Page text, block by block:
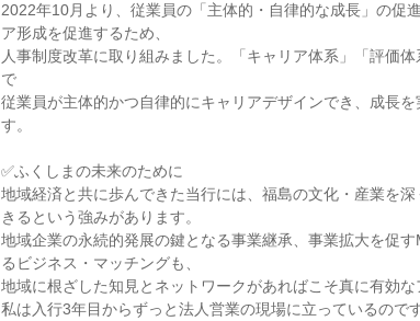
2022年10月より、従業員の「主体的・自律的な成長」の促
ア形成を促進するため、
人事制度改革に取り組みました。「キャリア体系」「評価
で
従業員が主体的かつ自律的にキャリアデザインでき、成長
す。
✅ふくしまの未来のために
地域経済と共に歩んできた当行には、福島の文化・産業を
きるという強みがあります。
地域企業の永続的発展の鍵となる事業継承、事業拡大を促
るビジネス・マッチングも、
地域に根ざした知見とネットワークがあればこそ真に有効
私は入行3年目からずっと法人営業の現場に立っているので